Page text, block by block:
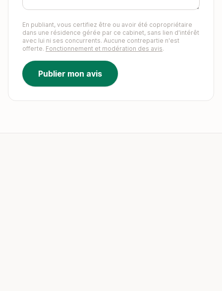
En publiant, vous certifiez être ou avoir été copropriétaire
dans une résidence gérée par ce cabinet, sans lien d'intérêt
avec lui ni ses concurrents. Aucune contrepartie n'est
offerte. Fonctionnement et modération des avis.
Publier mon avis